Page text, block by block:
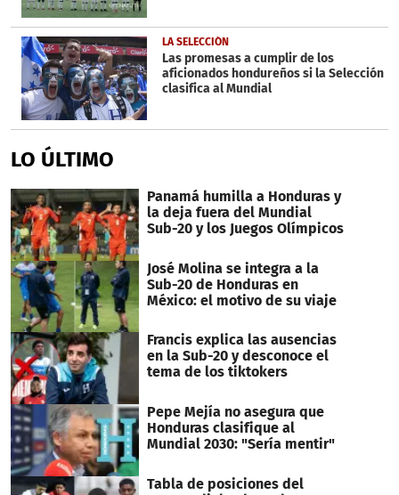
LA SELECCIÓN
Las promesas a cumplir de los
aficionados hondureños si la Selección
clasifica al Mundial
LO ÚLTIMO
Panamá humilla a Honduras y
la deja fuera del Mundial
Sub-20 y los Juegos Olímpicos
José Molina se integra a la
Sub-20 de Honduras en
México: el motivo de su viaje
Francis explica las ausencias
en la Sub-20 y desconoce el
tema de los tiktokers
Pepe Mejía no asegura que
Honduras clasifique al
Mundial 2030: "Sería mentir"
Tabla de posiciones del